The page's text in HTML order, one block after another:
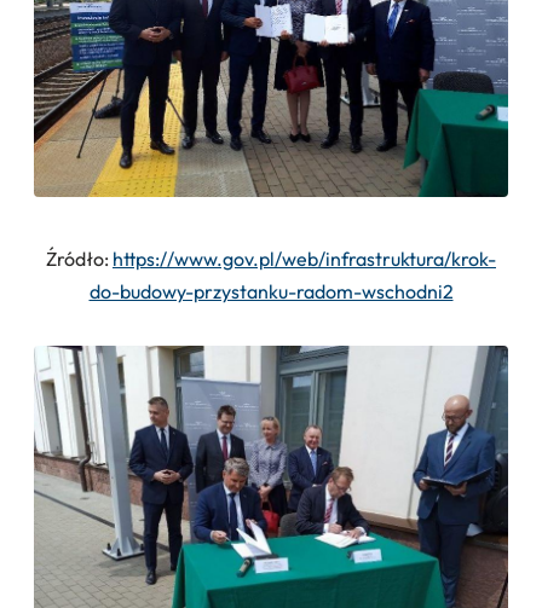
Źródło: https://www.gov.pl/web/infrastruktura/krok-
do-budowy-przystanku-radom-wschodni2